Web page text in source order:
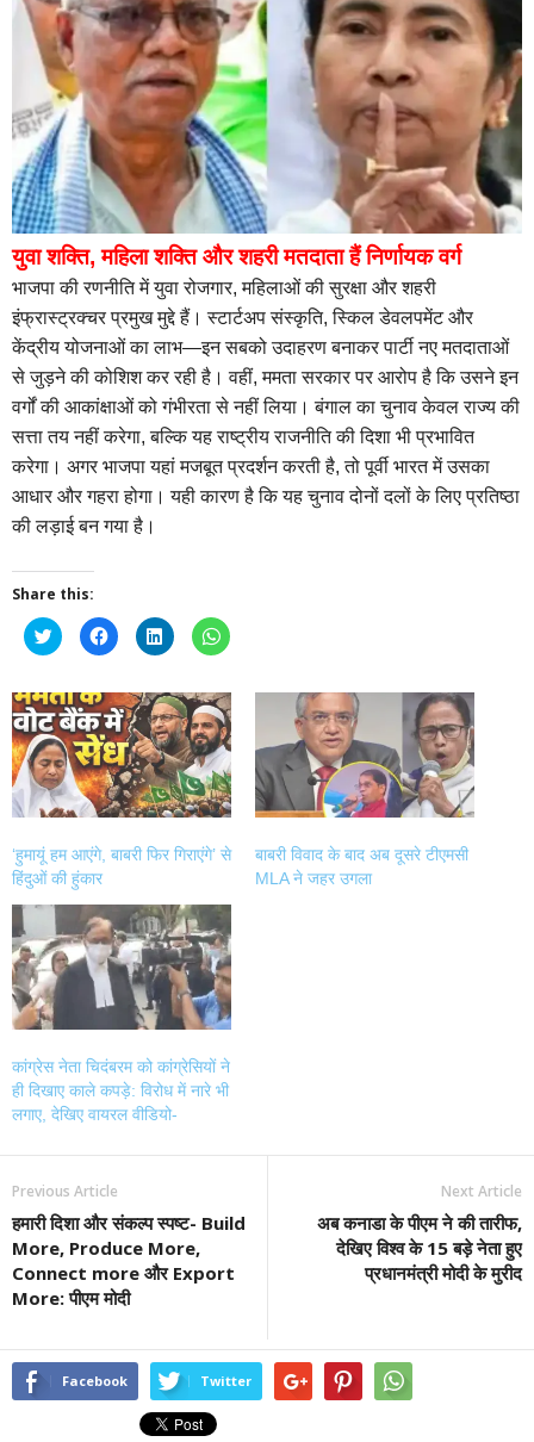
युवा शक्ति, महिला शक्ति और शहरी मतदाता हैं निर्णायक वर्ग
भाजपा की रणनीति में युवा रोजगार, महिलाओं की सुरक्षा और शहरी
इंफ्रास्ट्रक्चर प्रमुख मुद्दे हैं। स्टार्टअप संस्कृति, स्किल डेवलपमेंट और
केंद्रीय योजनाओं का लाभ—इन सबको उदाहरण बनाकर पार्टी नए मतदाताओं
से जुड़ने की कोशिश कर रही है। वहीं, ममता सरकार पर आरोप है कि उसने इन
वर्गों की आकांक्षाओं को गंभीरता से नहीं लिया। बंगाल का चुनाव केवल राज्य की
सत्ता तय नहीं करेगा, बल्कि यह राष्ट्रीय राजनीति की दिशा भी प्रभावित
करेगा। अगर भाजपा यहां मजबूत प्रदर्शन करती है, तो पूर्वी भारत में उसका
आधार और गहरा होगा। यही कारण है कि यह चुनाव दोनों दलों के लिए प्रतिष्ठा
की लड़ाई बन गया है।
Share this:
Click
to
share
Twitter
(Opens
in
new
window)
Click
to
share
Facebook
(Opens
in
new
window)
Click
to
share
LinkedIn
(Opens
in
new
window)
Click
to
WhatsApp
(Opens
in
new
window)
‘हुमायूं हम आएंगे, बाबरी फिर गिराएंगे’ से
हिंदुओं की हुंकार
बाबरी विवाद के बाद अब दूसरे टीएमसी
MLA ने जहर उगला
कांग्रेस नेता चिदंबरम को कांग्रेसियों ने
ही दिखाए काले कपड़े: विरोध में नारे भी
लगाए, देखिए वायरल वीडियो-
Previous Article
हमारी दिशा और संकल्प स्पष्ट- Build
More, Produce More,
Connect more और Export
More: पीएम मोदी
Next Article
अब कनाडा के पीएम ने की तारीफ,
देखिए विश्व के 15 बड़े नेता हुए
प्रधानमंत्री मोदी के मुरीद
Facebook Twitter